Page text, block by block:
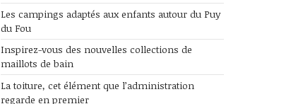
Les campings adaptés aux enfants autour du Puy
du Fou
Inspirez-vous des nouvelles collections de
maillots de bain
La toiture, cet élément que l’administration
regarde en premier